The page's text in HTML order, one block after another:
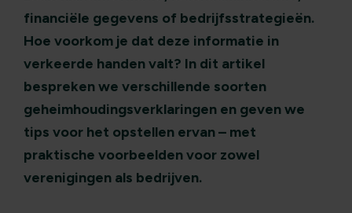
financiële gegevens of bedrijfsstrategieën.
Hoe voorkom je dat deze informatie in
verkeerde handen valt? In dit artikel
bespreken we verschillende soorten
geheimhoudingsverklaringen en geven we
tips voor het opstellen ervan – met
praktische voorbeelden voor zowel
verenigingen als bedrijven.